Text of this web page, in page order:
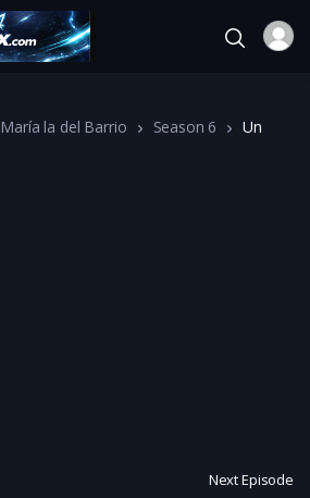
María la del Barrio Season 6
Un
Next Episode